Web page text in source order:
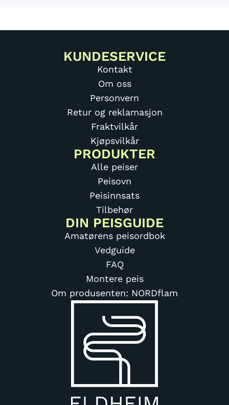
KUNDESERVICE
Kontakt
Om oss
Personvern
Retur og reklamasjon
Fraktvilkår
Kjøpsvilkår
PRODUKTER
Alle peiser
Peisovn
Peisinnsats
Tilbehør
DIN PEISGUIDE
Amatørens peisordbok
Vedguide
FAQ
Montere peis
Om produsenten: NORDflam